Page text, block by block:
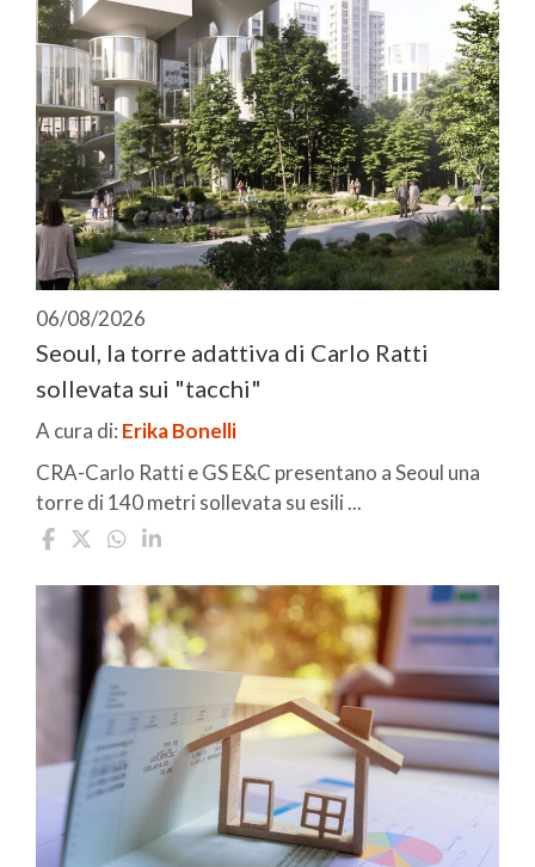
06/08/2026
Seoul, la torre adattiva di Carlo Ratti
sollevata sui "tacchi"
A cura di: Erika Bonelli
CRA-Carlo Ratti e GS E&C presentano a Seoul una
torre di 140 metri sollevata su esili ...